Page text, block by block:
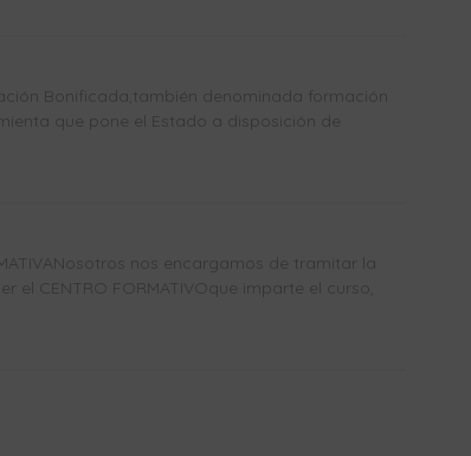
Bonificada,también denominada formación
que pone el Estado a disposición de
nos encargamos de tramitar la
CENTRO FORMATIVOque imparte el curso,